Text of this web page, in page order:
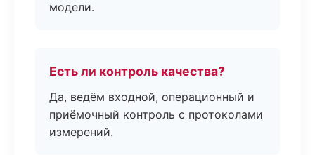
модели.
Есть ли контроль качества?
Да, ведём входной, операционный и
приёмочный контроль с протоколами
измерений.